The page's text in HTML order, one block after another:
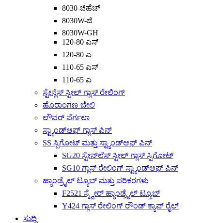
8030-ಜಿಹೆಚ್
8030W-ಜಿ
8030W-GH
120-80 ಎಸ್
120-80 ಎ
110-65 ಎಸ್
110-65 ಎ
ಸ್ಟೇನ್ಲೆಸ್ ಸ್ಟೀಲ್ ಗ್ಲಾಸ್ ರೇಲಿಂಗ್
ಹೊರಾಂಗಣ ಬೇಲಿ
ಲೌವರ್ ಪೆರ್ಗಲಾ
ಸ್ಟ್ಯಾಂಡ್‌ಆಫ್ ಗ್ಲಾಸ್ ಪಿನ್
SS ಸ್ಪಿಗೋಟ್ ಮತ್ತು ಸ್ಟ್ಯಾಂಡ್‌ಆಫ್ ಪಿನ್
SG20 ಸ್ಟೇನ್‌ಲೆಸ್ ಸ್ಟೀಲ್ ಗ್ಲಾಸ್ ಸ್ಪಿಗೋಟ್
SG10 ಗ್ಲಾಸ್ ರೇಲಿಂಗ್ ಸ್ಟ್ಯಾಂಡ್‌ಆಫ್ ಪಿನ್
ಹ್ಯಾಂಡ್ರೈಲ್ ಟ್ಯೂಬ್ ಮತ್ತು ಪರಿಕರಗಳು
F2521 ಸ್ಕ್ವೇರ್ ಹ್ಯಾಂಡ್ರೈಲ್ ಟ್ಯೂಬ್
Y424 ಗ್ಲಾಸ್ ರೇಲಿಂಗ್ ರೌಂಡ್ ಕ್ಯಾಪ್ ರೈಲ್
ಸುದ್ದಿ